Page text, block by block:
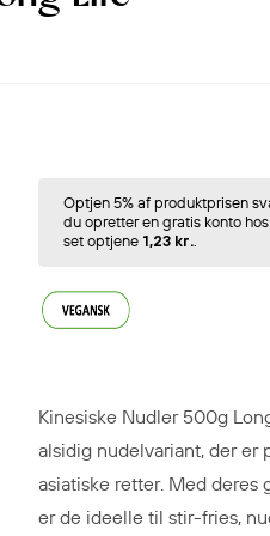
Optjen 5% af produktprisen
du opretter en gratis konto
set optjene 1,23 kr..
Kinesiske Nudler 500g
alsidig nudelvariant, der
asiatiske retter. Med deres
er de ideelle til stir-fries,